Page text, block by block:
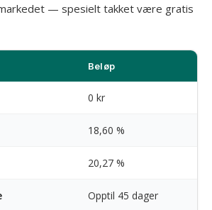
— spesielt takket være gratis
Beløp
0 kr
18,60 %
20,27 %
Opptil 45 dager